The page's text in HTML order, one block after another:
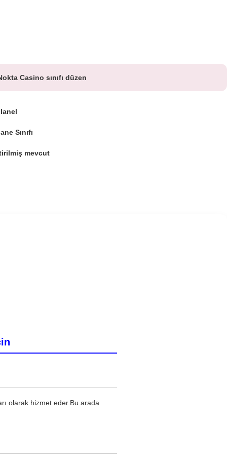
Casino sınıfı düzen
Sınıfı
mevcut
olarak hizmet eder.Bu arada